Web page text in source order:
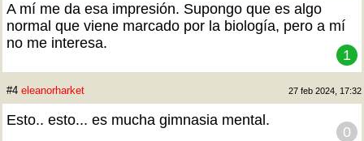
A mí me da esa impresión. Supongo que es algo
normal que viene marcado por la biología, pero a mí
no me interesa.
1
#4 eleanorharket 27 feb 2024, 17:32
Esto.. esto... es mucha gimnasia mental.
0